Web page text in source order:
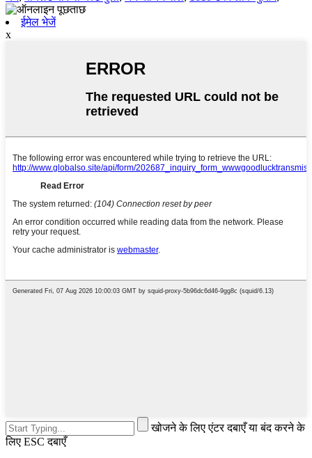
ईमेल भेजें
x
खोजने के लिए एंटर दबाएँ या बंद करने के
लिए ESC दबाएँ